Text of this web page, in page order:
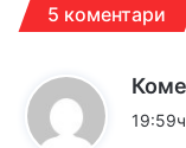
5 коментари